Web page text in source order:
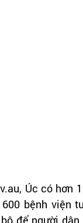
Úc có hơn
bệnh viện
để người